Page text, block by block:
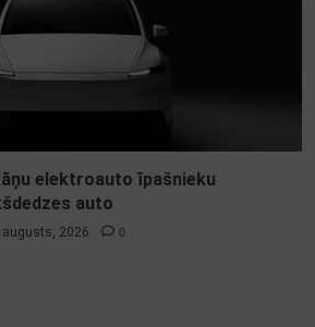
elektroauto īpašnieku
auto
augusts, 2026. 0